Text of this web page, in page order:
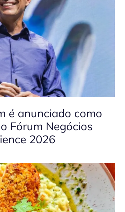
é anunciado como
Fórum Negócios
2026